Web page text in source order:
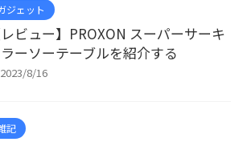
ジェット
レビュー】PROXON スーパーサーキ
ーソーテーブルを紹介する
2023/8/16
記